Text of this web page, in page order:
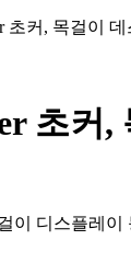
초커, 목걸이
초커
이 디스플레